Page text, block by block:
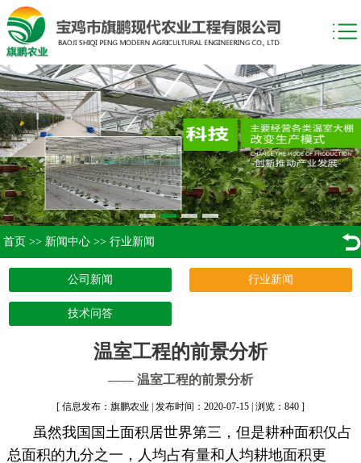
首页 >> 新闻中心 >> 行业新闻
公司新闻 行业新闻
技术问答
温室工程的前景分析
—— 温室工程的前景分析
[ 信息发布：旗鹏农业 | 发布时间：2020-07-15 | 浏览：840 ]
虽然我国国土面积居世界第三，但是耕种面积仅占
总面积的九分之一，人均占有量和人均耕地面积更